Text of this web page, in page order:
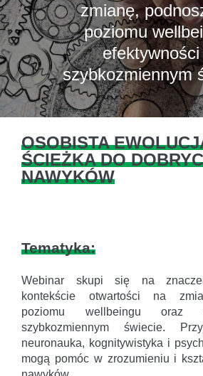
zmianę,
poziomu
szybkozmiennym
OSOBISTA
ŚCIEŻKA DO
NAWYKÓW
Tematyka:
Webinar skupi się na
kontekście otwartości na
poziomu wellbeingu oraz
szybkozmiennym świecie.
neuronauka, kognitywistyka i
mogą pomóc w zrozumieniu i